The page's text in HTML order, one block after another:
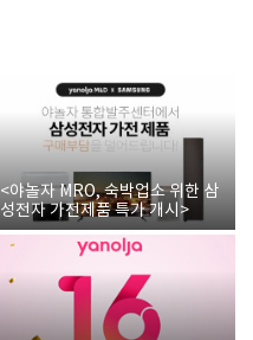
<야놀자 MRO, 숙박업소 위한 삼
성전자 가전제품 특가 개시>